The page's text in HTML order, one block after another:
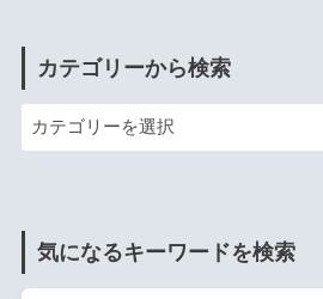
カテゴリーから検索
気になるキーワードを検索